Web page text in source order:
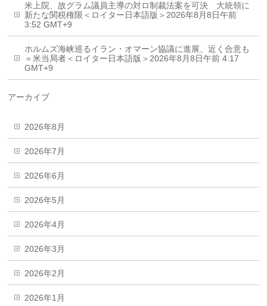
米上院、故グラム議員主導の対ロ制裁法案を可決 大統領に
新たな関税権限＜ロイター日本語版＞2026年8月8日午前
3:52 GMT+9
ホルムズ海峡巡るイラン・オマーン協議に進展、近く合意も
＝米当局者＜ロイター日本語版＞2026年8月8日午前 4:17
GMT+9
アーカイブ
2026年8月
2026年7月
2026年6月
2026年5月
2026年4月
2026年3月
2026年2月
2026年1月